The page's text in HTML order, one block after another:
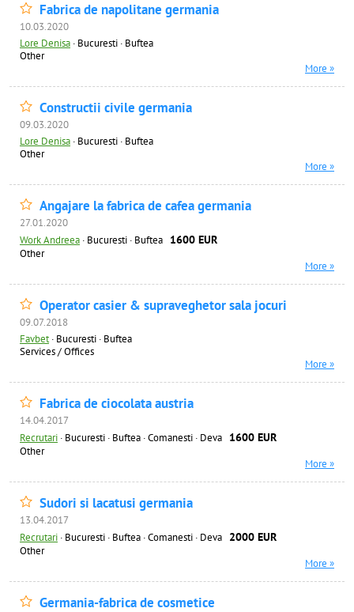
Fabrica de napolitane germania
10.03.2020
Lore Denisa · Bucuresti · Buftea
Other
More »
Constructii civile germania
09.03.2020
Lore Denisa · Bucuresti · Buftea
Other
More »
Angajare la fabrica de cafea germania
27.01.2020
Work Andreea · Bucuresti · Buftea 1600 EUR
Other
More »
Operator casier & supraveghetor sala jocuri
09.07.2018
Favbet · Bucuresti · Buftea
Services / Offices
More »
Fabrica de ciocolata austria
14.04.2017
Recrutari · Bucuresti · Buftea · Comanesti · Deva 1600 EUR
Other
More »
Sudori si lacatusi germania
13.04.2017
Recrutari · Bucuresti · Buftea · Comanesti · Deva 2000 EUR
Other
More »
Germania-fabrica de cosmetice